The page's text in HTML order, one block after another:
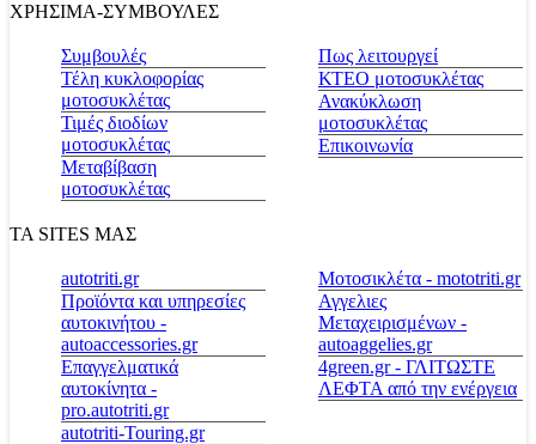
ΧΡΗΣΙΜΑ-ΣΥΜΒΟΥΛΕΣ
Συμβουλές
Τέλη κυκλοφορίας
μοτοσυκλέτας
Τιμές διοδίων
μοτοσυκλέτας
Μεταβίβαση
μοτοσυκλέτας
Πως λειτουργεί
ΚΤΕΟ μοτοσυκλέτας
Ανακύκλωση
μοτοσυκλέτας
Επικοινωνία
ΤΑ SITES ΜΑΣ
autotriti.gr
Προϊόντα και υπηρεσίες
αυτοκινήτου -
autoaccessories.gr
Επαγγελματικά
αυτοκίνητα -
pro.autotriti.gr
autotriti-Touring.gr
Μοτοσικλέτα - mototriti.gr
Αγγελιες
Μεταχειρισμένων -
autoaggelies.gr
4green.gr - ΓΛΙΤΩΣΤΕ
ΛΕΦΤΑ από την ενέργεια